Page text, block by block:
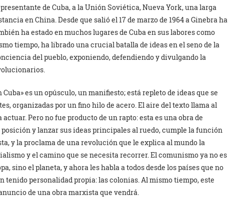
de Cuba, a la Unión Soviética, Nueva York, una larga
en China. Desde que salió el 17 de marzo de 1964 a Ginebra ha
ha estado en muchos lugares de Cuba en sus labores como
tiempo, ha librado una crucial batalla de ideas en el seno de la
del pueblo, exponiendo, defendiendo y divulgando la
es un opúsculo, un manifiesto; está repleto de ideas que se
organizadas por un fino hilo de acero. El aire del texto llama al
Pero no fue producto de un rapto: esta es una obra de
y lanzar sus ideas principales al ruedo, cumple la función
y la proclama de una revolución que le explica al mundo la
y el camino que se necesita recorrer. El comunismo ya no es
sino el planeta, y ahora les habla a todos desde los países que no
tenido personalidad propia: las colonias. Al mismo tiempo, este
de una obra marxista que vendrá.